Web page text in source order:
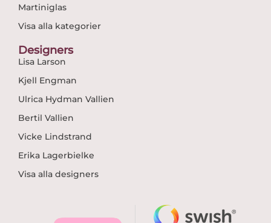
Martiniglas
Visa alla kategorier
Designers
Lisa Larson
Kjell Engman
Ulrica Hydman Vallien
Bertil Vallien
Vicke Lindstrand
Erika Lagerbielke
Visa alla designers